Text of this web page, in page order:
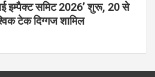
इम्पैक्ट समिट 2026’ शुरू, 20 से
टेक दिग्गज शामिल